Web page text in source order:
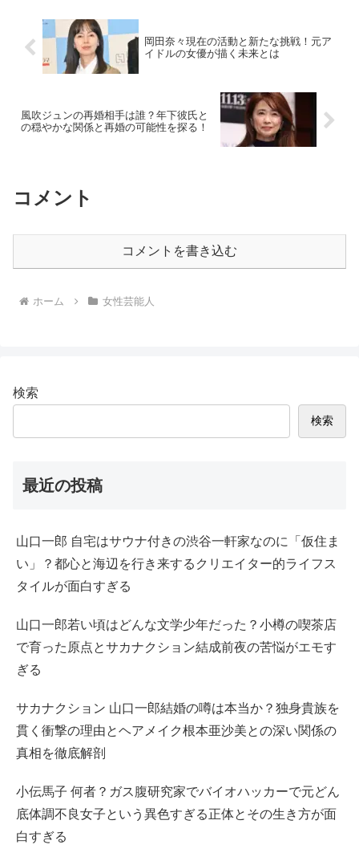
岡田奈々現在の活動と新たな挑戦！元ア
イドルの女優が描く未来とは
風吹ジュンの再婚相手は誰？年下彼氏と
の穏やかな関係と再婚の可能性を探る！
コメント
コメントを書き込む
ホーム 女性芸能人
検索
検索
最近の投稿
山口一郎 自宅はサウナ付きの渋谷一軒家なのに「仮住ま
い」？都心と海辺を行き来するクリエイター的ライフス
タイルが面白すぎる
山口一郎若い頃はどんな文学少年だった？小樽の喫茶店
で育った原点とサカナクション結成前夜の苦悩がエモす
ぎる
サカナクション 山口一郎結婚の噂は本当か？独身貴族を
貫く衝撃の理由とヘアメイク根本亜沙美との深い関係の
真相を徹底解剖
小伝馬子 何者？ガス腹研究家でバイオハッカーで元どん
底体調不良女子という異色すぎる正体とその生き方が面
白すぎる